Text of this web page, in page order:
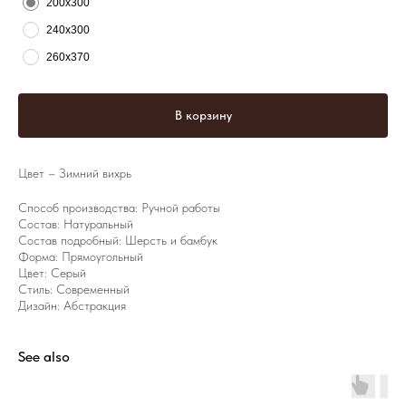
200х300
240x300
260х370
В корзину
Цвет – Зимний вихрь
Способ производства: Ручной работы
Состав: Натуральный
Состав подробный: Шерсть и бамбук
Форма: Прямоугольный
Цвет: Серый
Стиль: Современный
Дизайн: Абстракция
See also